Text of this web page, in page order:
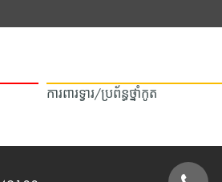
ការពារទ្វារ/ប្រព័ន្ធថ្នាំកូត